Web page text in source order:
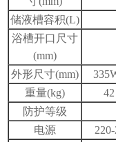
储液槽容积(L)
浴槽开口尺寸
(mm)
外形尺寸(mm)
重量(kg) 42
防护等级
电源